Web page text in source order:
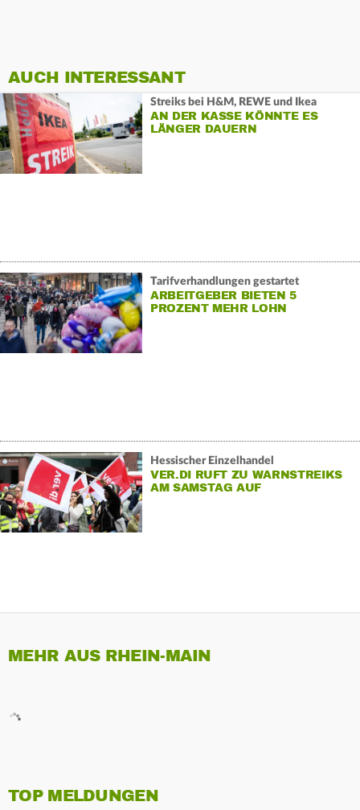
AUCH INTERESSANT
Streiks bei H&M, REWE und Ikea
AN DER KASSE KÖNNTE ES
LÄNGER DAUERN
Tarifverhandlungen gestartet
ARBEITGEBER BIETEN 5
PROZENT MEHR LOHN
Hessischer Einzelhandel
VER.DI RUFT ZU WARNSTREIKS
AM SAMSTAG AUF
MEHR AUS RHEIN-MAIN
TOP MELDUNGEN